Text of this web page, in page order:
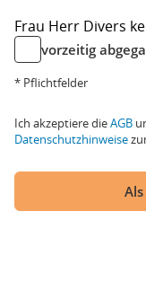
Frau Herr Divers
vorzeitig
* Pflichtfelder
Ich akzeptiere dieAGB
Datenschutzhinweise